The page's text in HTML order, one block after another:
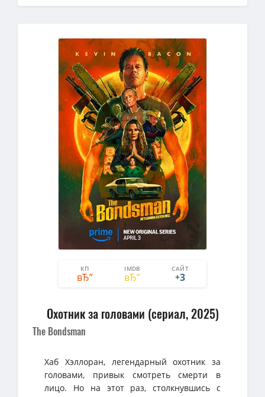
КП IMDB САЙТ
30
+3
Охотник за головами (сериал, 2025)
The Bondsman
Хаб Хэллоран, легендарный охотник за
головами, привык смотреть смерти в
лицо. Но на этот раз, столкнувшись с